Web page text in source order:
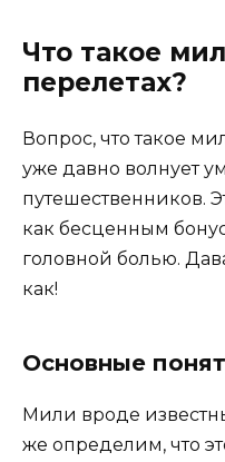
Что такое
перелетах?
Вопрос, что такое
уже давно волнует
путешественников.
как бесценным
головной болью.
как!
Основные
Мили вроде
же определим, что